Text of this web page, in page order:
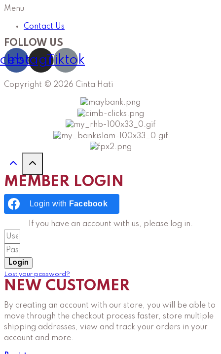
Menu
Contact Us
FOLLOW US
Instagram
Tiktok
Copyright © 2026 Cinta Hati
MEMBER LOGIN
Login with Facebook
If you have an account with us, please log in.
Login
Lost your password?
NEW CUSTOMER
By creating an account with our store, you will be able to
move through the checkout process faster, store multiple
shipping addresses, view and track your orders in your
account and more.